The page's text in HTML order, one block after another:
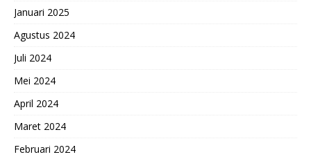
Januari 2025
Agustus 2024
Juli 2024
Mei 2024
April 2024
Maret 2024
Februari 2024